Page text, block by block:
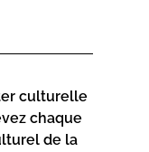
culturelle
chaque
de la